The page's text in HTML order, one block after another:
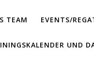
TEAM EVENTS/
UND